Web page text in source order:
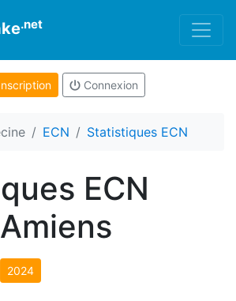
.net
Connexion
ECN Statistiques ECN
ECN
2024